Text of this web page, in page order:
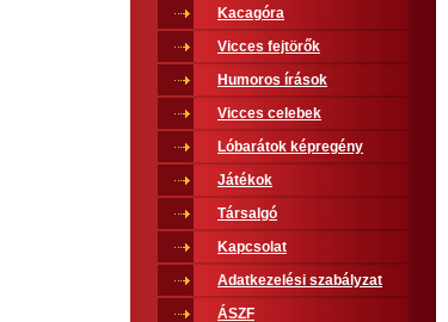
Kacagóra
Vicces fejtörők
Humoros írások
Vicces celebek
Lóbarátok képregény
Játékok
Társalgó
Kapcsolat
Adatkezelési szabályzat
ÁSZF